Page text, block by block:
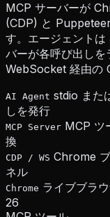
MCP サーバーが
(CDP) と
す。エージェント
バーが各呼び出し
WebSocket 経由の
AI Agent stdio また
しを発行
MCP Server MCP ツ
換
CDP / WS Chrome
ネル
Chrome ライブブラ
26